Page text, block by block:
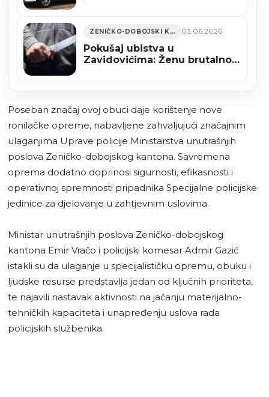
ZENIČKO-DOBOJSKI KANTON 03.06.2026
Pokušaj ubistva u
Zavidovićima: Ženu brutalno
Poseban značaj ovoj obuci daje korištenje nove
ronilačke opreme, nabavljene zahvaljujući značajnim
ulaganjima Uprave policije Ministarstva unutrašnjih
poslova Zeničko-dobojskog kantona. Savremena
oprema dodatno doprinosi sigurnosti, efikasnosti i
operativnoj spremnosti pripadnika Specijalne policijske
jedinice za djelovanje u zahtjevnim uslovima.
Ministar unutrašnjih poslova Zeničko-dobojskog
kantona Emir Vračo i policijski komesar Admir Gazić
istakli su da ulaganje u specijalističku opremu, obuku i
ljudske resurse predstavlja jedan od ključnih prioriteta,
te najavili nastavak aktivnosti na jačanju materijalno-
tehničkih kapaciteta i unapređenju uslova rada
policijskih službenika.